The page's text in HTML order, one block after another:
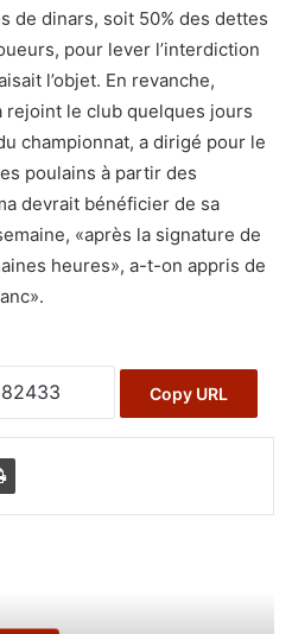
de dinars, soit 50% des dettes
pour lever l’interdiction
l’objet. En revanche,
rejoint le club quelques jours
championnat, a dirigé pour le
poulains à partir des
devrait bénéficier de sa
«après la signature de
heures», a-t-on appris de
Copy URL